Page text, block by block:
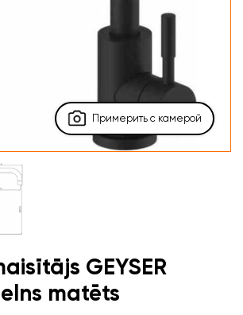
Примерить с камерой
GEYSER
matēts